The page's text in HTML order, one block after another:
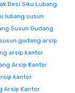
Besi Siku Lubang
lubang susun
Susun Gudang
gudang arsip
arsip kantor
Arsip Kantor
kantor
Arsip Kantor